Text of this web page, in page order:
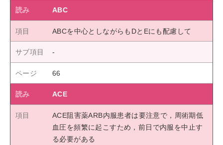
ABC
ABCを中心としながらもDとEにも配慮して
66
ACE
ACE阻害薬ARB内服患者は要注意で，周術期低
血圧を頻繁に起こすため，前日で内服を中止す
る必要がある